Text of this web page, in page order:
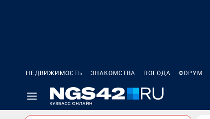
НЕДВИЖИМОСТЬ ЗНАКОМСТВА ПОГОДА ФОРУМ